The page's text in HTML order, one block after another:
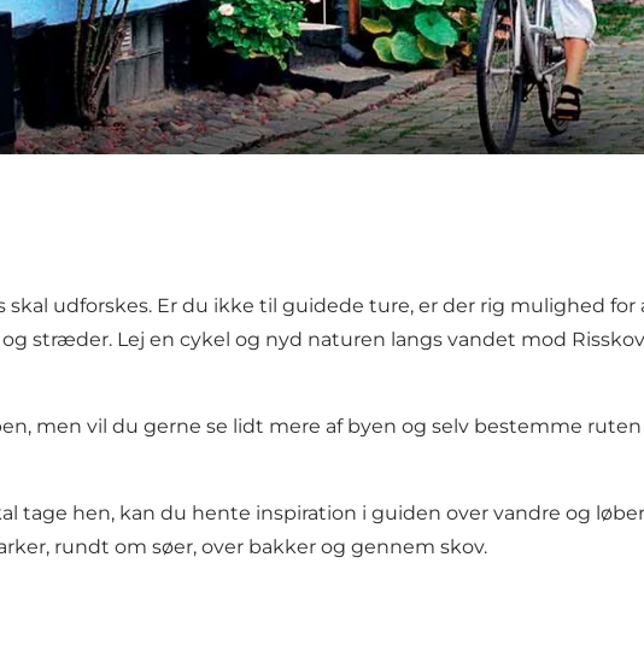
skal udforskes. Er du ikke til guidede ture, er der rig mulighed for
stræder. Lej en cykel og nyd naturen langs vandet mod Risskov
men vil du gerne se lidt mere af byen og selv bestemme
tage hen, kan du hente inspiration i guiden over vandre og
rundt om søer, over bakker og gennem skov.